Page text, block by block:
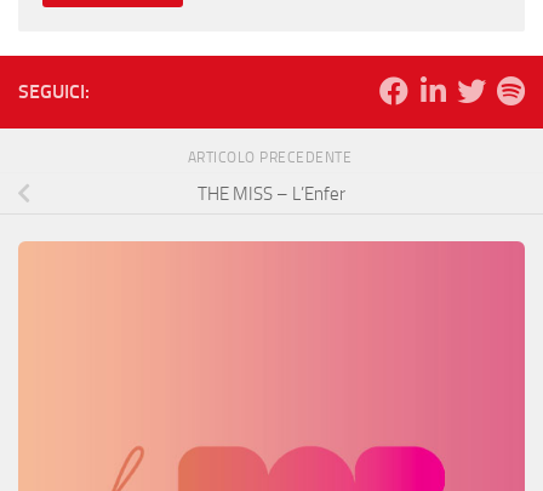
SEGUICI:
ARTICOLO PRECEDENTE
THE MISS – L’Enfer